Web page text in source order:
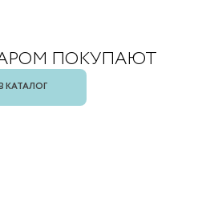
ПОКУПАЮТ
КАТАЛОГ